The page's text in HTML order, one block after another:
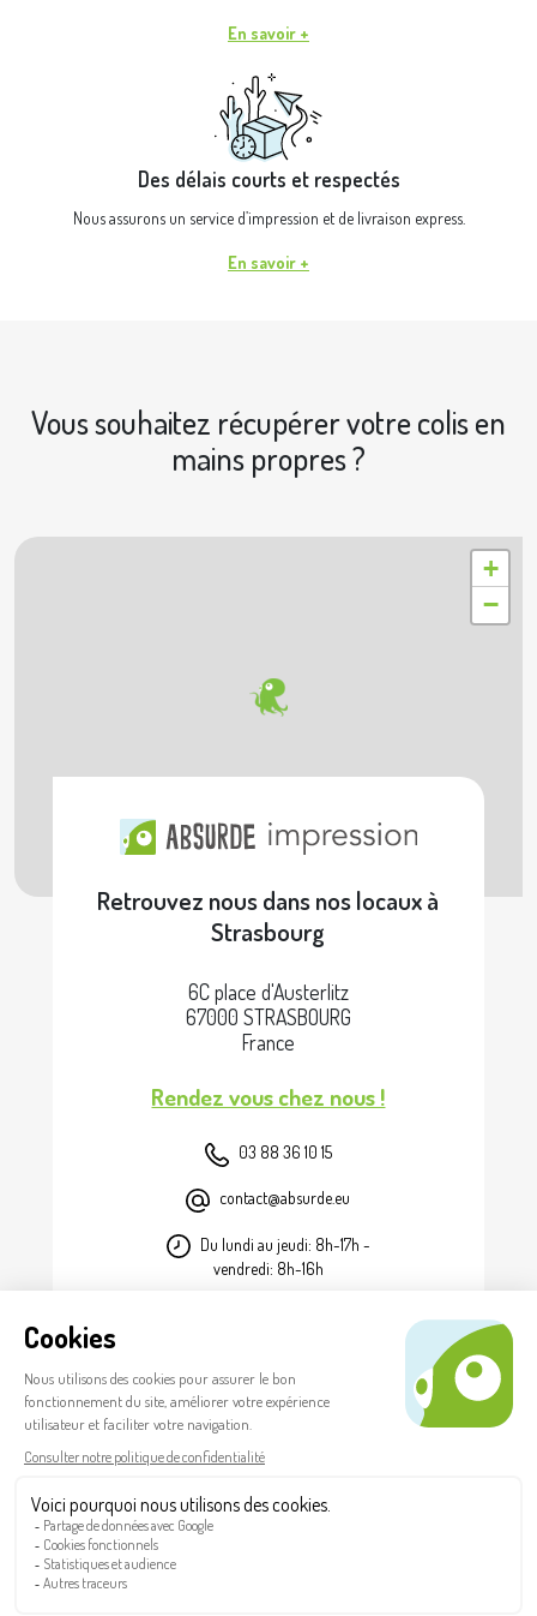
En savoir +
Des délais courts et respectés
Nous assurons un service d’impression et de livraison express.
En savoir +
Vous souhaitez récupérer votre colis en
mains propres ?
+
−
Retrouvez nous dans nos locaux à
Strasbourg
6C place d'Austerlitz
67000 STRASBOURG
France
Rendez vous chez nous !
03 88 36 10 15
contact@absurde.eu
Du lundi au jeudi: 8h-17h -
vendredi: 8h-16h
FR